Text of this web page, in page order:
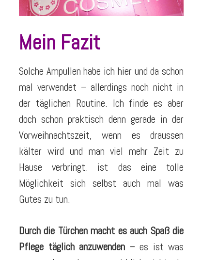
Mein Fazit
Solche Ampullen habe ich hier und da schon
mal verwendet – allerdings noch nicht in
der täglichen Routine. Ich finde es aber
doch schon praktisch denn gerade in der
Vorweihnachtszeit, wenn es draussen
kälter wird und man viel mehr Zeit zu
Hause verbringt, ist das eine tolle
Möglichkeit sich selbst auch mal was
Gutes zu tun.
Durch die Türchen macht es auch Spaß die
Pflege täglich anzuwenden – es ist was